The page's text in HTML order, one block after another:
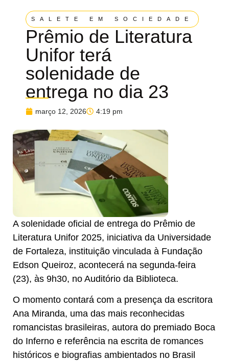
SALETE EM SOCIEDADE
Prêmio de Literatura
Unifor terá
solenidade de
entrega no dia 23
março 12, 2026 4:19 pm
A solenidade oficial de entrega do Prêmio de
Literatura Unifor 2025, iniciativa da Universidade
de Fortaleza, instituição vinculada à Fundação
Edson Queiroz, acontecerá na segunda-feira
(23), às 9h30, no Auditório da Biblioteca.
O momento contará com a presença da escritora
Ana Miranda, uma das mais reconhecidas
romancistas brasileiras, autora do premiado Boca
do Inferno e referência na escrita de romances
históricos e biografias ambientados no Brasil